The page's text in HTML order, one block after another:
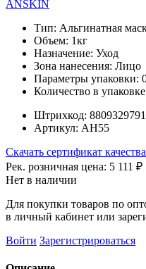
ANSKIN
Тип: Альгинатная
Объем: 1кг
Назначение: Уход
Зона нанесения: Лицо
Параметры упаковки:
Количество в
Штрихкод:
Артикул: АН55
Скачать сертификат качества
Рек. розничная цена: 5 111 ₽
Нет в наличии
Для покупки товаров по
в личный кабинет или
Войти Зарегистрироваться